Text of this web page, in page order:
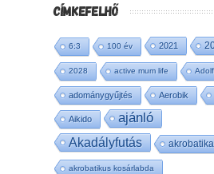
CÍMKEFELHŐ
6:3 100 év 2021
2028 active mum life
adománygyűjtés Aerobik
Aikido ajánló
Akadályfutás akrobatika
akrobatikus kosárlabda